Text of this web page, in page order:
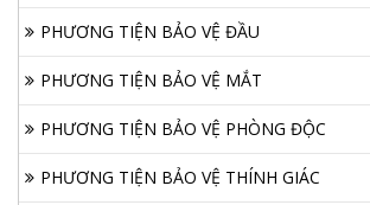
PHƯƠNG TIỆN BẢO VỆ ĐẦU
PHƯƠNG TIỆN BẢO VỆ MẮT
PHƯƠNG TIỆN BẢO VỆ PHÒNG ĐỘC
PHƯƠNG TIỆN BẢO VỆ THÍNH GIÁC